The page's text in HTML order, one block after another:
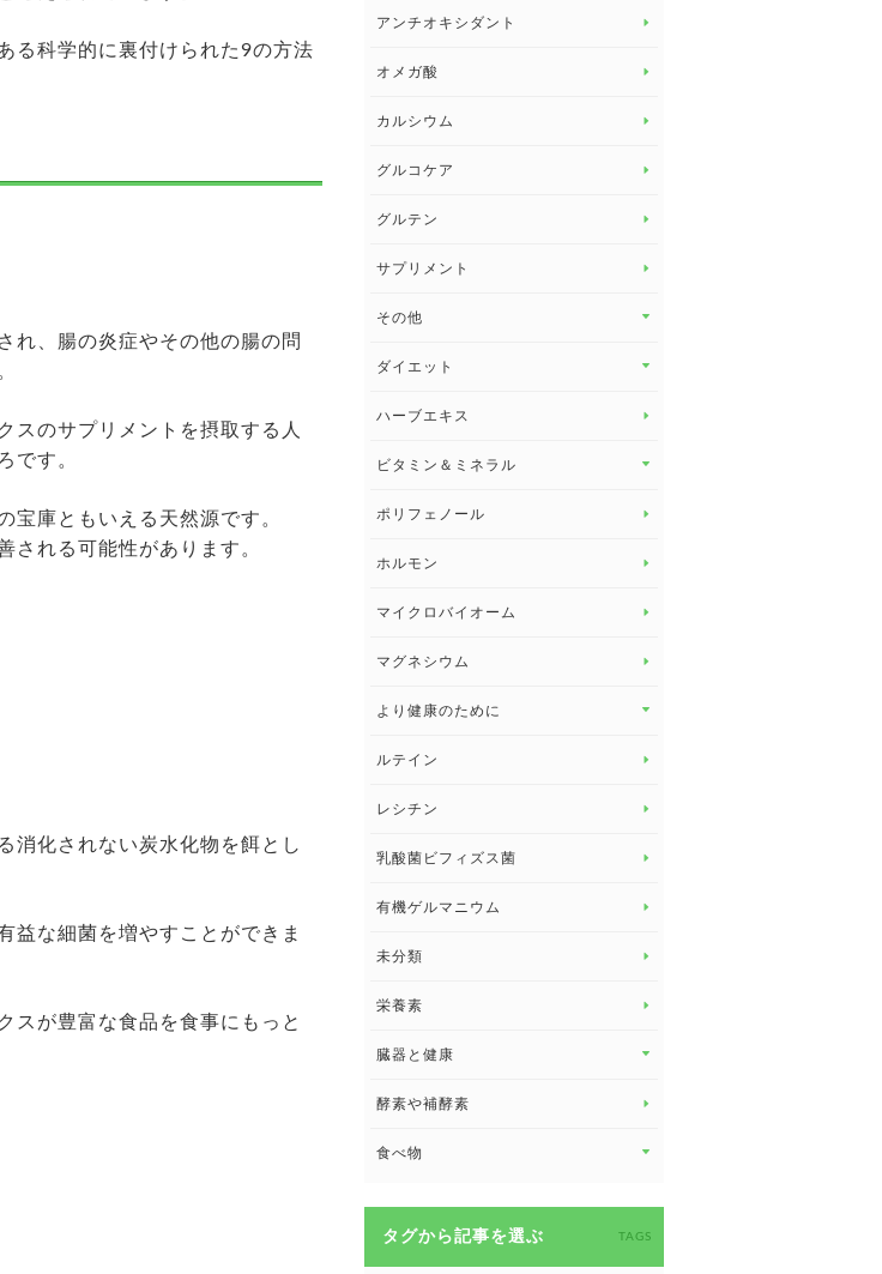
る科学的に裏付けられた9の方法
れ、腸の炎症やその他の腸の問
スのサプリメントを摂取する人
です。
宝庫ともいえる天然源です。
される可能性があります。
消化されない炭水化物を餌とし
益な細菌を増やすことができま
スが豊富な食品を食事にもっと
アレルギー トップ
アンチオキシダント
オメガ酸
カルシウム
グルコケア
グルテン
サプリメント
その他
その他 トップ
健康セミナー
ダイエット
ダイエット トップ
ハーブエキス
ビタミン＆ミネラル
ビタミン＆ミネラル トップ
ビタミンE
ポリフェノール
ホルモン
マイクロバイオーム
マグネシウム
より健康のために
より健康のために トップ
眼の健康
睡眠
ルテイン
レシチン
乳酸菌ビフィズス菌
有機ゲルマニウム
未分類
栄養素
臓器と健康
臓器と健康 トップ
酵素や補酵素
食べ物
健康食
タグから記事を選ぶ TAGS